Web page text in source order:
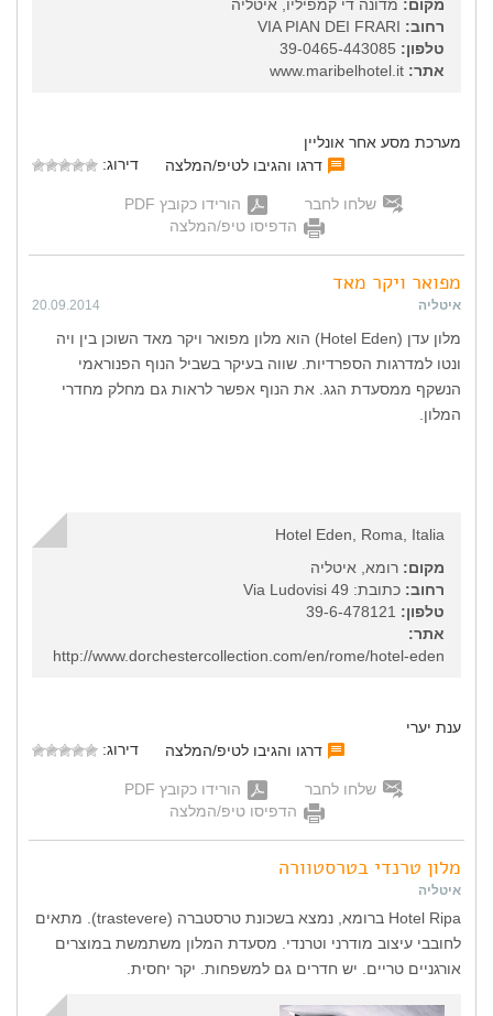
מקום: מדונה די קמפיליו, איטליה
רחוב:
טלפון:
אתר:
מערכת מסע אחר אונליין
דרגו והגיבו לטיפ/המלצה
דירוג:
שלחו לחבר
הורידו כקובץ PDF
הדפיסו טיפ/המלצה
מפואר ויקר מאד
איטליה 20.09.2014
מלון עדן (Hotel Eden) הוא מלון מפואר ויקר מאד השוכן בין ויה
ונטו למדרגות הספרדיות. שווה בעיקר בשביל הנוף הפנוראמי
הנשקף ממסעדת הגג. את הנוף אפשר לראות גם מחלק מחדרי
המלון.
Hotel Eden, Roma, Italia
מקום: רומא, איטליה
רחוב: כתובת: Via Ludovisi 49
טלפון:
אתר:
http://www.dorchestercollection.com/en/rome/hotel-eden
ענת יערי
דרגו והגיבו לטיפ/המלצה
דירוג:
שלחו לחבר
הורידו כקובץ PDF
הדפיסו טיפ/המלצה
מלון טרנדי בטרסטוורה
איטליה
Hotel Ripa ברומא, נמצא בשכונת טרסטברה (trastevere). מתאים
לחובבי עיצוב מודרני וטרנדי. מסעדת המלון משתמשת במוצרים
אורגניים טריים. יש חדרים גם למשפחות. יקר יחסית.